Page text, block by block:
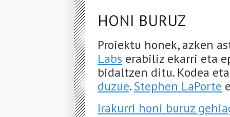
HONI BURUZ
Proiektu honek, azken
Labs erabiliz ekarri eta
bidaltzen ditu. Kodea
duzue.Stephen LaPorte
Irakurri honi buruz